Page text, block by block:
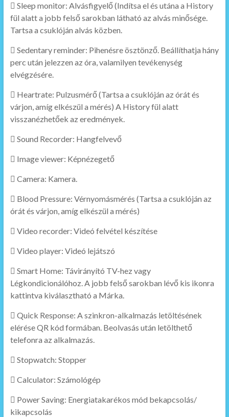
 Sleep monitor: Alvásfigyelő (Indítsa el és utána a History
fül alatt a jobb felső sarokban látható az alvás minősége.
Tartsa a csuklóján alvás közben.
 Sedentary reminder: Pihenésre ösztönző. Beállíthatja hány
perc után jelezzen az óra, valamilyen tevékenység
elvégzésére.
 Heartrate: Pulzusmérő (Tartsa a csuklóján az órát és
várjon, amíg elkészül a mérés) A History fül alatt
visszanézhetőek az eredmények.
 Sound Recorder: Hangfelvevő
 Image viewer: Képnézegető
 Camera: Kamera.
 Blood Pressure: Vérnyomásmérés (Tartsa a csuklóján az
órát és várjon, amíg elkészül a mérés)
 Video recorder: Videó felvétel készítése
 Video player: Videó lejátszó
 Smart Home: Távirányító TV-hez vagy
Légkondicionálóhoz. A jobb felső sarokban lévő kis ikonra
kattintva kiválasztható a Márka.
 Quick Response: A szinkron-alkalmazás letöltésének
elérése QR kód formában. Beolvasás után letölthető
telefonra az alkalmazás.
 Stopwatch: Stopper
 Calculator: Számológép
 Power Saving: Energiatakarékos mód bekapcsolás/
kikapcsolás